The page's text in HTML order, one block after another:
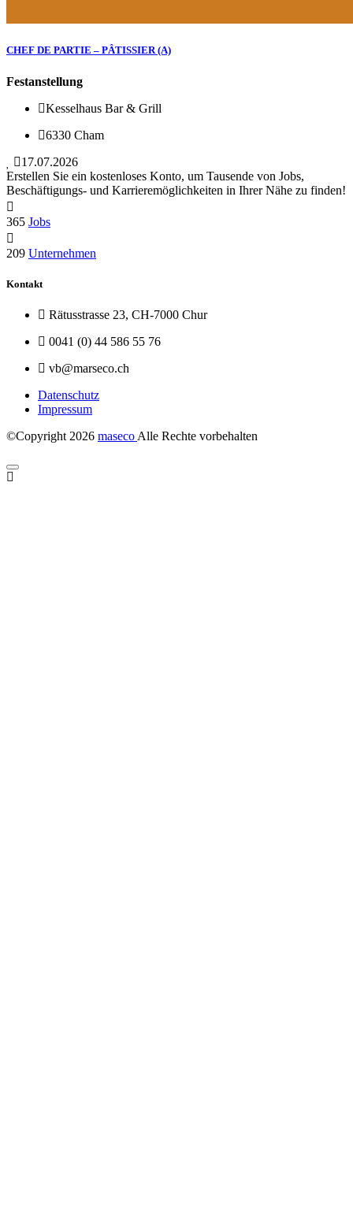
CHEF DE PARTIE – PÂTISSIER (A)
Festanstellung
Kesselhaus Bar & Grill
6330 Cham
17.07.2026
Erstellen Sie ein kostenloses Konto, um Tausende von Jobs,
Beschäftigungs- und Karrieremöglichkeiten in Ihrer Nähe zu finden!
365 Jobs
209 Unternehmen
Kontakt
Rätusstrasse 23, CH-7000 Chur
0041 (0) 44 586 55 76
vb@marseco.ch
Datenschutz
Impressum
©Copyright 2026 maseco Alle Rechte vorbehalten